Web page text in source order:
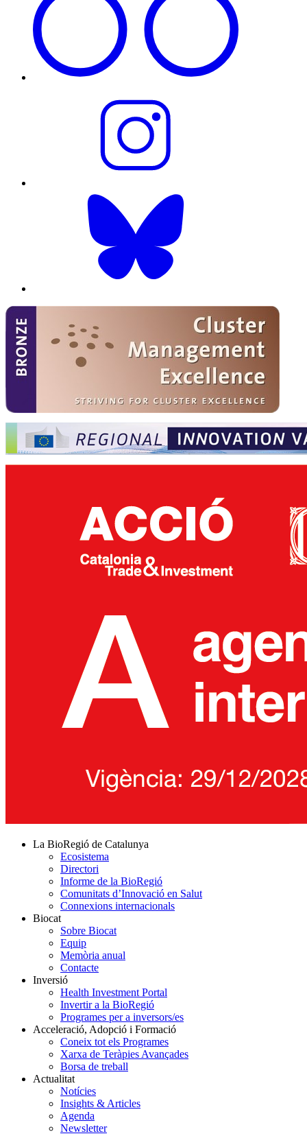
La BioRegió de Catalunya
Ecosistema
Directori
Informe de la BioRegió
Comunitats d’Innovació en Salut
Connexions internacionals
Biocat
Sobre Biocat
Equip
Memòria anual
Contacte
Inversió
Health Investment Portal
Invertir a la BioRegió
Programes per a inversors/es
Acceleració, Adopció i Formació
Coneix tot els Programes
Xarxa de Teràpies Avançades
Borsa de treball
Actualitat
Notícies
Insights & Articles
Agenda
Newsletter